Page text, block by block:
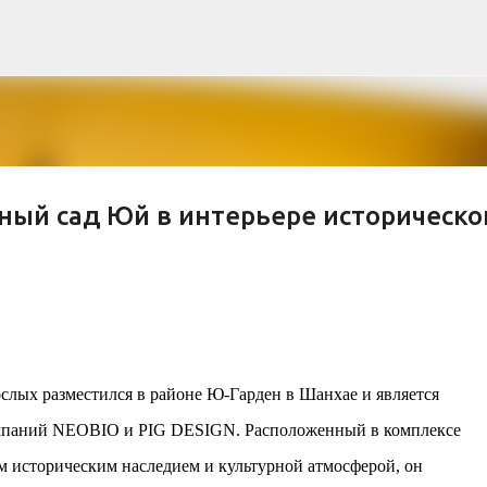
и современной биомимикрии
знакового жилого комплекса «Jardins
«Théia» (75 квартир, из которых 17 — социального
& Sens» (38 квартир, включая 11 доступных, площадь 2 845
Успех проекта был подтвержден победой в
сад Юй в интерьере
разместился в районе Ю-Гарден в Шанхае и является
NEOBIO и PIG DESIGN. Расположенный в комплексе
наследием и культурной атмосферой, он